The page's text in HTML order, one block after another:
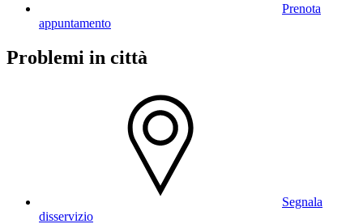
Prenota
appuntamento
Problemi in città
Segnala
disservizio